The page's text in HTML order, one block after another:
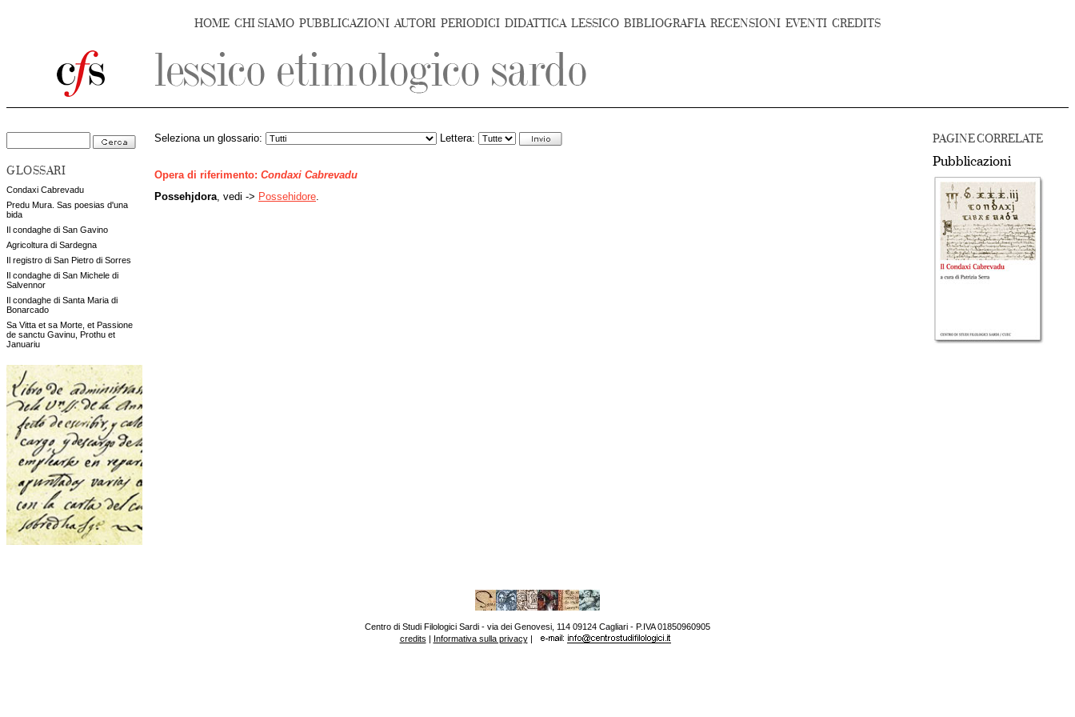
HOME CHI SIAMO PUBBLICAZIONI AUTORI PERIODICI DIDATTICA LESSICO BIBLIOGRAFIA RECENSIONI EVENTI CREDITS
GLOSSARI
Condaxi Cabrevadu
Predu Mura. Sas poesias d'una
bida
Il condaghe di San Gavino
Agricoltura di Sardegna
Il registro di San Pietro di Sorres
Il condaghe di San Michele di
Salvennor
Il condaghe di Santa Maria di
Bonarcado
Sa Vitta et sa Morte, et Passione
de sanctu Gavinu, Prothu et
Januariu
PAGINE CORRELATE
Pubblicazioni
Seleziona un glossario: Lettera:
Opera di riferimento: Condaxi Cabrevadu
Possehjdora , vedi -> Possehidore
Centro di Studi Filologici Sardi - via dei Genovesi, 114 09124 Cagliari - P.IVA 01850960905
credits | Informativa sulla privacy|